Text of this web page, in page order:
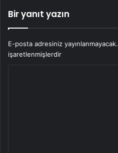
Bir yanıt yazın
E-posta adresiniz yayınlanmayacak.
işaretlenmişlerdir